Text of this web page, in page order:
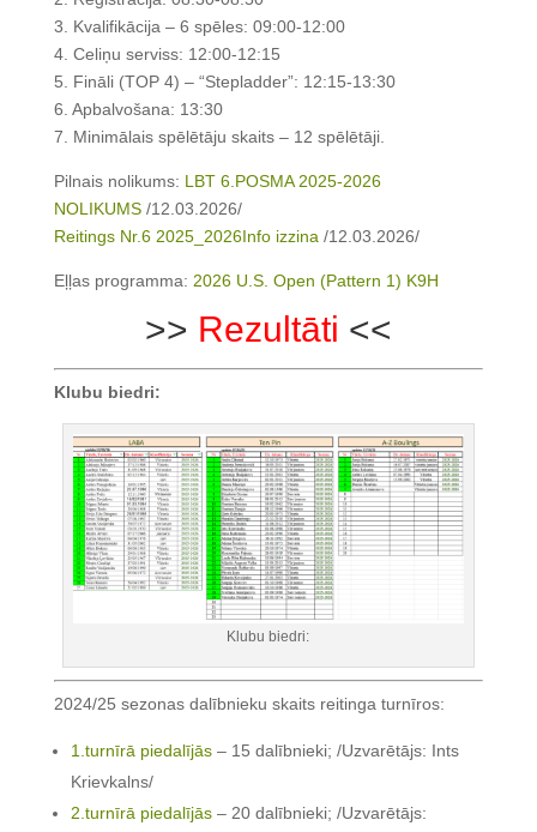
3. Kvalifikācija – 6 spēles: 09:00-12:00
4. Celiņu serviss: 12:00-12:15
5. Fināli (TOP 4) – “Stepladder”: 12:15-13:30
6. Apbalvošana: 13:30
7. Minimālais spēlētāju skaits – 12 spēlētāji.
Pilnais nolikums: LBT 6.POSMA 2025-2026
NOLIKUMS/12.03.2026/
Reitings Nr.6 2025_2026Info izzina /12.03.2026/
Eļļas programma: 2026 U.S. Open (Pattern 1) K9H
>> Rezultāti <<
Klubu biedri:
Klubu biedri:
2024/25 sezonas dalībnieku skaits reitinga turnīros:
1.turnīrā piedalījās– 15 dalībnieki; /Uzvarētājs: Ints
Krievkalns/
2.turnīrā piedalījās– 20 dalībnieki; /Uzvarētājs: